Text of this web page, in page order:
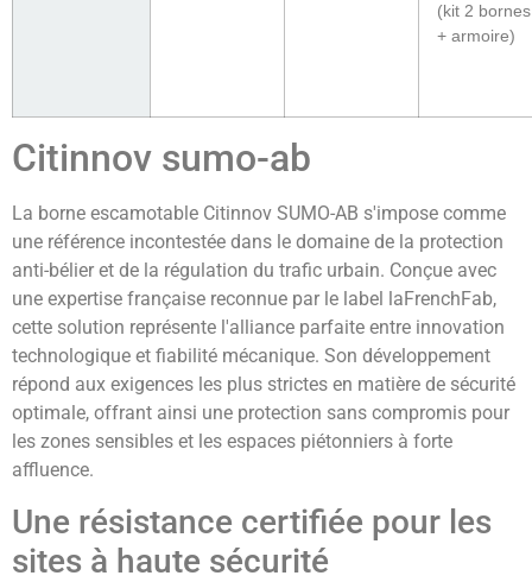
(kit 2 bornes
+ armoire)
Citinnov sumo-ab
La borne escamotable Citinnov SUMO-AB s'impose comme
une référence incontestée dans le domaine de la protection
anti-bélier et de la régulation du trafic urbain. Conçue avec
une expertise française reconnue par le label laFrenchFab,
cette solution représente l'alliance parfaite entre innovation
technologique et fiabilité mécanique. Son développement
répond aux exigences les plus strictes en matière de sécurité
optimale, offrant ainsi une protection sans compromis pour
les zones sensibles et les espaces piétonniers à forte
affluence.
Une résistance certifiée pour les
sites à haute sécurité